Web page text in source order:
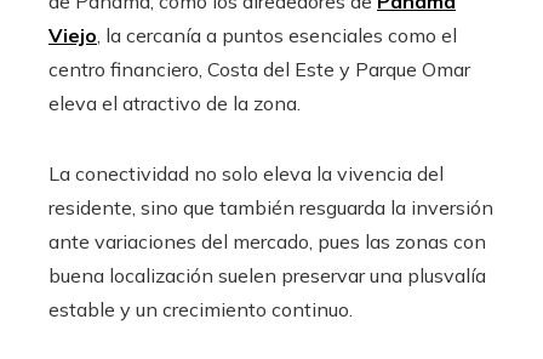
Viejo, la cercanía a puntos esenciales como el
centro financiero, Costa del Este y Parque Omar
eleva el atractivo de la zona.
La conectividad no solo eleva la vivencia del
residente, sino que también resguarda la inversión
ante variaciones del mercado, pues las zonas con
buena localización suelen preservar una plusvalía
estable y un crecimiento continuo.